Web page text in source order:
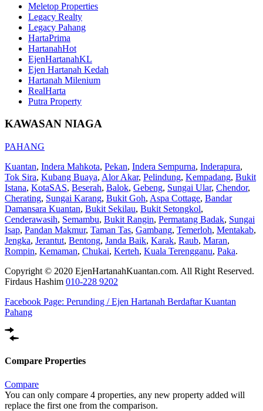
Meletop Properties
Legacy Realty
Legacy Pahang
HartaPrima
HartanahHot
EjenHartanahKL
Ejen Hartanah Kedah
Hartanah Milenium
RealHarta
Putra Property
KAWASAN NIAGA
PAHANG
Kuantan, Indera Mahkota, Pekan, Indera Sempurna, Inderapura,
Tok Sira, Kubang Buaya, Alor Akar, Pelindung, Kempadang, Bukit
Istana, KotaSAS, Beserah, Balok, Gebeng, Sungai Ular, Chendor,
Cherating, Sungai Karang, Bukit Goh, Aspa Cottage, Bandar
Damansara Kuantan, Bukit Sekilau, Bukit Setongkol,
Cenderawasih, Semambu, Bukit Rangin, Permatang Badak, Sungai
Isap, Pandan Makmur, Taman Tas, Gambang, Temerloh, Mentakab,
Jengka, Jerantut, Bentong, Janda Baik, Karak, Raub, Maran,
Rompin, Kemaman, Chukai, Kerteh, Kuala Terengganu, Paka.
Copyright © 2020 EjenHartanahKuantan.com. All Right Reserved.
Firdaus Hashim 010-228 9202
Facebook Page: Perunding / Ejen Hartanah Berdaftar Kuantan
Pahang
Compare Properties
Compare
You can only compare 4 properties, any new property added will
replace the first one from the comparison.